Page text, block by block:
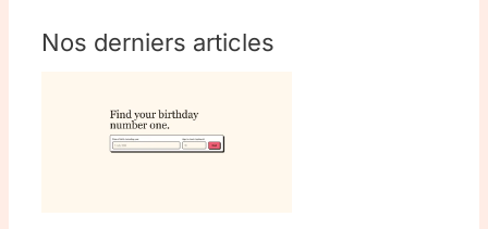
Nos derniers articles